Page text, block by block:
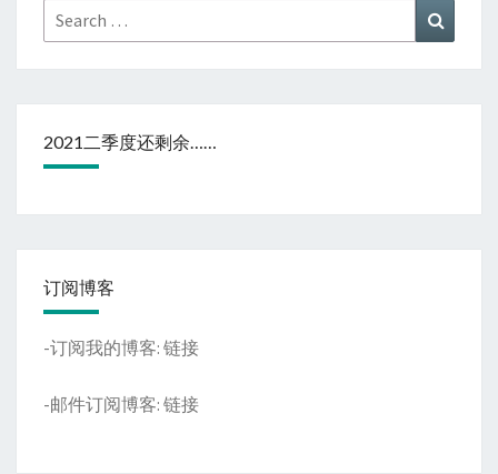
Search
for:
2021二季度还剩余……
订阅博客
-订阅我的博客: 链接
-邮件订阅博客: 链接